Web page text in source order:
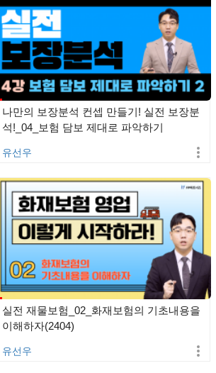
나만의 보장분석 컨셉 만들기! 실전 보장분
석!_04_보험 담보 제대로 파악하기
유선우
실전 재물보험_02_화재보험의 기초내용을
이해하자(2404)
유선우